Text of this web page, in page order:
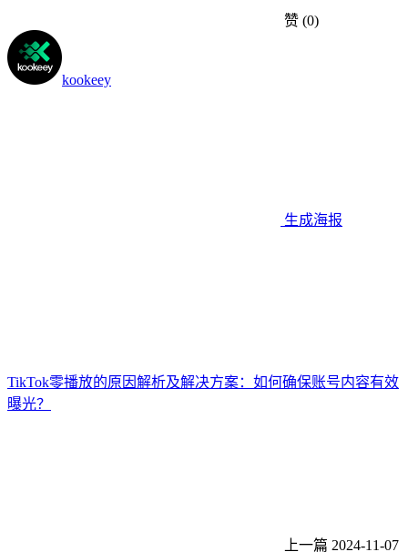
赞 (0)
kookeey
生成海报
TikTok零播放的原因解析及解决方案：如何确保账号内容有效
曝光？
上一篇 2024-11-07